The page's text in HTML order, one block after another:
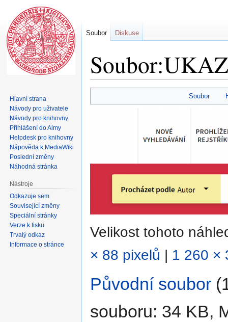
na
na
Soubor
Velikost tohoto
× 88 pixelů | 1 260 ×
Původní soubor
souboru: 34 KB,
Soubor Diskuse
Hlavní strana
Návody pro uživatele
Návody pro knihovny
Přihlášení do Almy
Helpdesk pro knihovny
Nápověda k MediaWiki
Poslední změny
Náhodná stránka
Nástroje
Odkazuje sem
Související změny
Speciální stránky
Verze k tisku
Trvalý odkaz
Informace o stránce